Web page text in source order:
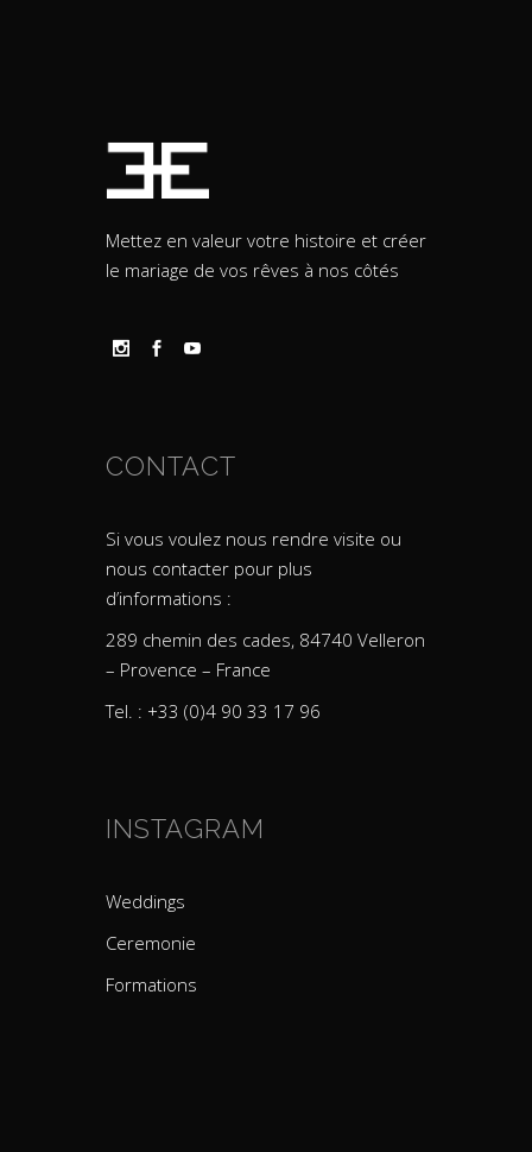
Mettez en valeur votre histoire et créer
le mariage de vos rêves à nos côtés
CONTACT
Si vous voulez nous rendre visite ou
nous contacter pour plus
d’informations :
289 chemin des cades, 84740 Velleron
– Provence – France
Tel. : +33 (0)4 90 33 17 96
INSTAGRAM
Weddings
Ceremonie
Formations